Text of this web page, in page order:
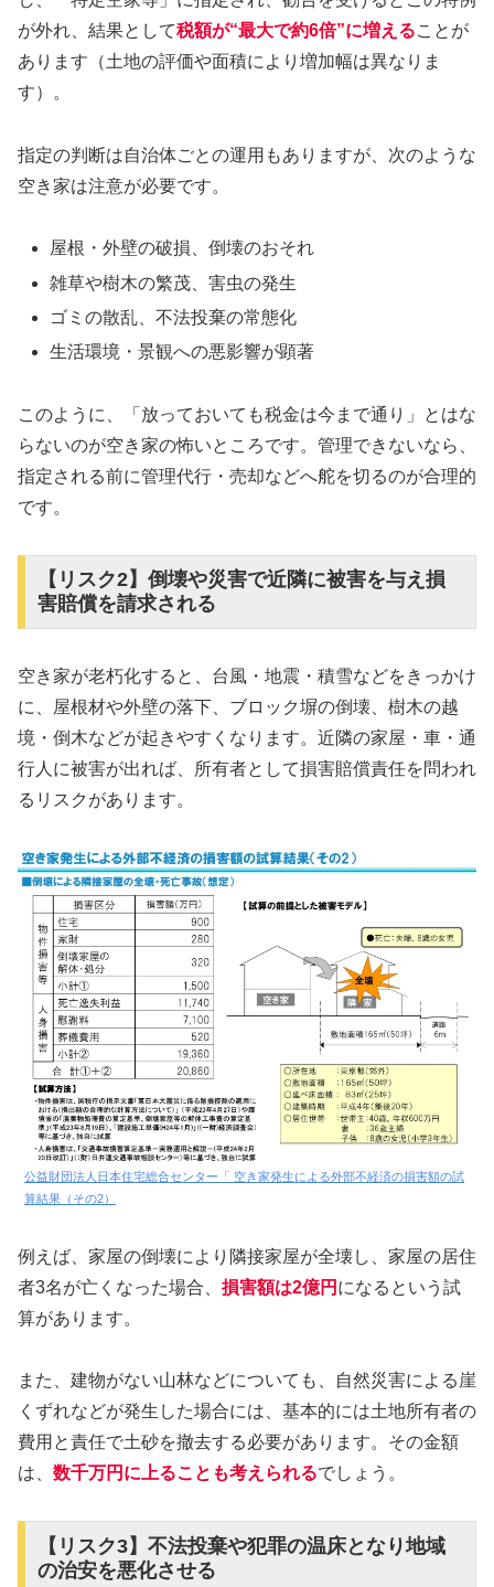
が外れ、結果として税額が“最大で約6倍”に増えることが
あります（土地の評価や面積により増加幅は異なりま
す）。
指定の判断は自治体ごとの運用もありますが、次のような
空き家は注意が必要です。
屋根・外壁の破損、倒壊のおそれ
雑草や樹木の繁茂、害虫の発生
ゴミの散乱、不法投棄の常態化
生活環境・景観への悪影響が顕著
このように、「放っておいても税金は今まで通り」とはな
らないのが空き家の怖いところです。管理できないなら、
指定される前に管理代行・売却などへ舵を切るのが合理的
です。
【リスク2】倒壊や災害で近隣に被害を与え損
害賠償を請求される
空き家が老朽化すると、台風・地震・積雪などをきっかけ
に、屋根材や外壁の落下、ブロック塀の倒壊、樹木の越
境・倒木などが起きやすくなります。近隣の家屋・車・通
行人に被害が出れば、所有者として損害賠償責任を問われ
るリスクがあります。
公益財団法人日本住宅総合センター「 空き家発生による外部不経済の損害額の試
算結果（その2）
例えば、家屋の倒壊により隣接家屋が全壊し、家屋の居住
者3名が亡くなった場合、 損害額は2億円 になるという試
算があります。
また、建物がない山林などについても、自然災害による崖
くずれなどが発生した場合には、基本的には土地所有者の
費用と責任で土砂を撤去する必要があります。その金額
は、 数千万円に上ることも考えられるでしょう。
【リスク3】不法投棄や犯罪の温床となり地域
の治安を悪化させる